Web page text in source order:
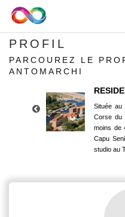
PROFIL
PARCOUREZ LE
ANTOMARCHI
Située
Corse du
moins de
Capu
studio au
Corse
moins
Capu